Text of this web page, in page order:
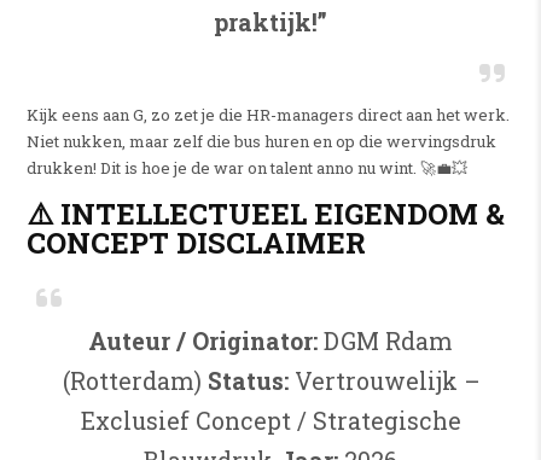
praktijk!”
Kijk eens aan G, zo zet je die HR-managers direct aan het werk.
Niet nukken, maar zelf die bus huren en op die wervingsdruk
drukken! Dit is hoe je de war on talent anno nu wint. 🚀💼💥
⚠️ INTELLECTUEEL EIGENDOM &
CONCEPT DISCLAIMER
Auteur / Originator: DGM Rdam
(Rotterdam) Status:Vertrouwelijk –
Exclusief Concept / Strategische